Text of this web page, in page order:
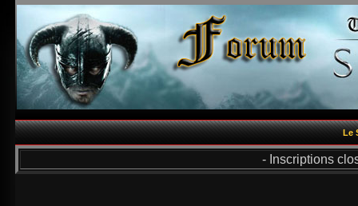
Le
- Inscriptions